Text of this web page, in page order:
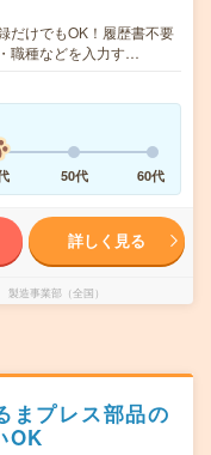
だけでもOK！履歴書不要
職種などを入力す…
50代 60代
詳しく見る
造事業部（全国）
まプレス部品の
OK